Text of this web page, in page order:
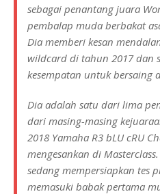
sebagai penantang juara
pembalap muda berbakat
Dia memberi kesan
wildcard di tahun 2017 dan
kesempatan untuk bersaing
Dia adalah satu dari lima
dari masing-masing
2018 Yamaha R3 bLU cRU
mengesankan di
sedang mempersiapkan tes
memasuki babak pertama